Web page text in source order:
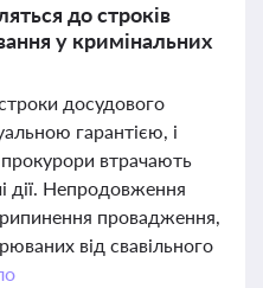
до строків
у кримінальних
досудового
гарантією, і
прокурори втрачають
дії. Непродовження
провадження,
від свавільного